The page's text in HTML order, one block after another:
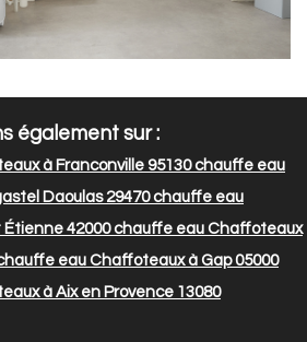
également sur :
à Franconville 95130chauffe eau
Daoulas 29470chauffe eau
42000chauffe eau Chaffoteaux
eau Chaffoteaux à Gap 05000
à Aix en Provence 13080